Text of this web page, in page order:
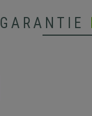
GARANTIE